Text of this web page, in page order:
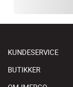
KUNDESERVICE
BUTIKKER